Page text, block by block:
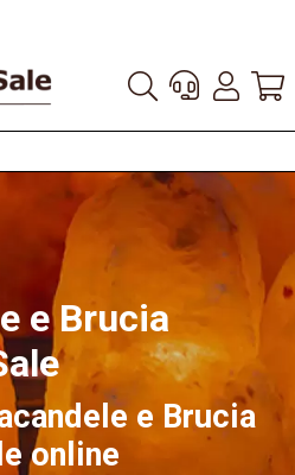
e Brucia
e Brucia
online